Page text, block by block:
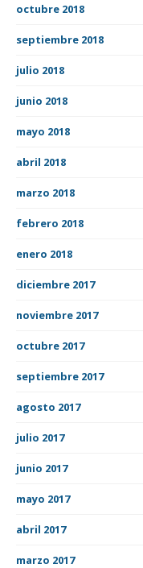
octubre 2018
septiembre 2018
julio 2018
junio 2018
mayo 2018
abril 2018
marzo 2018
febrero 2018
enero 2018
diciembre 2017
noviembre 2017
octubre 2017
septiembre 2017
agosto 2017
julio 2017
junio 2017
mayo 2017
abril 2017
marzo 2017